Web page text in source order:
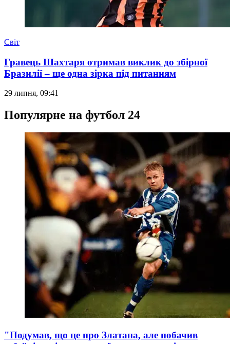
Світ
Гравець Шахтаря отримав виклик до збірної
Бразилії – ще одна зірка під питанням
29 липня, 09:41
Популярне на футбол 24
"Подумав, що це про Златана, але побачив